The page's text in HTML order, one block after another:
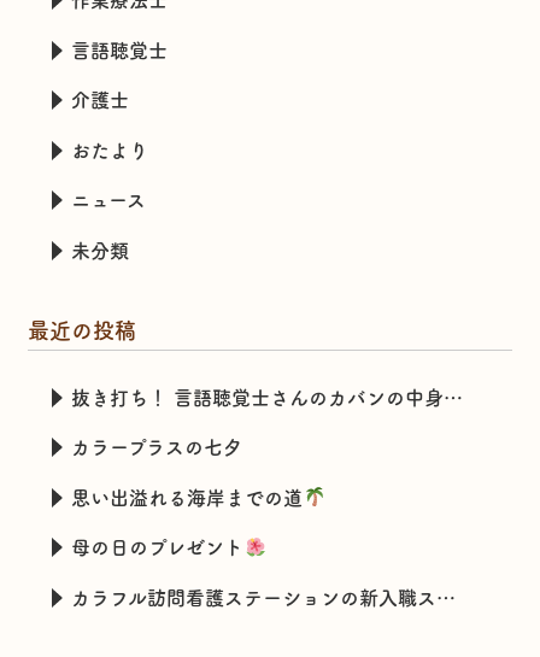
言語聴覚士
介護士
おたより
ニュース
未分類
最近の投稿
抜き打ち！ 言語聴覚士さんのカバンの中身チェック
カラープラスの七夕
思い出溢れる海岸までの道
母の日のプレゼント
カラフル訪問看護ステーションの新入職スタッフの特技とは・・・